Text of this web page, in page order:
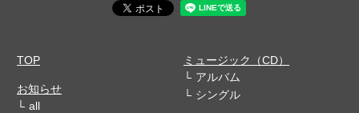
TOP
お知らせ
all
ミュージック（CD）
アルバム
シングル